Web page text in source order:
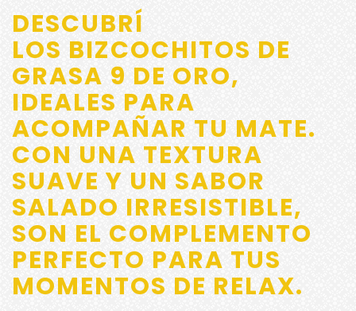
DESCUBRÍ
LOS BIZCOCHITOS DE
GRASA 9 DE ORO,
IDEALES PARA
ACOMPAÑAR TU MATE.
CON UNA TEXTURA
SUAVE Y UN SABOR
SALADO IRRESISTIBLE,
SON EL COMPLEMENTO
PERFECTO PARA TUS
MOMENTOS DE RELAX.